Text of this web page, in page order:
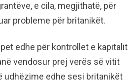
e cila, megjithatë, për
probleme për britanikët.
edhe për kontrollet e kapitalit
vendosur prej verës së vitit
udhëzime edhe sesi britanikët